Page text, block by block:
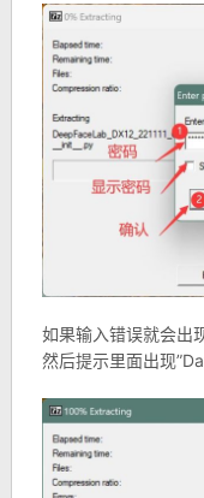
如果输入错误就会出
然后提示里面出现